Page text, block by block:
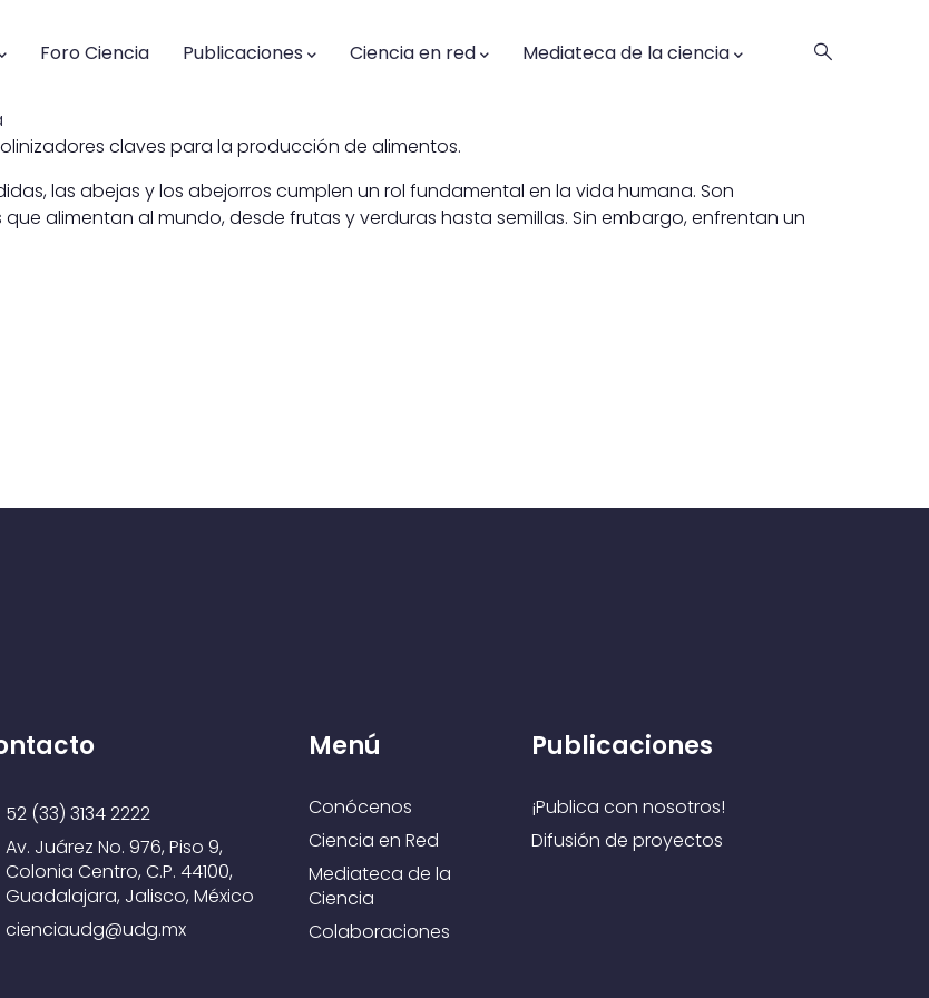
Foro Ciencia Publicaciones Ciencia en red Mediateca de la ciencia
claves para la producción de alimentos.
las abejas y los abejorros cumplen un rol fundamental en la vida humana. Son
alimentan al mundo, desde frutas y verduras hasta semillas. Sin embargo, enfrentan un
52 (33) 3134 2222
Av. Juárez No. 976, Piso 9,
Colonia Centro, C.P. 44100,
Guadalajara, Jalisco, México
cienciaudg@udg.mx
Menú
Conócenos
Ciencia en Red
Mediateca de la
Ciencia
Colaboraciones
Publicaciones
¡Publica con nosotros!
Difusión de proyectos